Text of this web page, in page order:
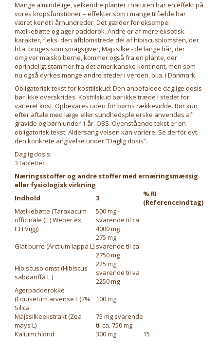
Mange almindelige, velkendte planter i naturen har en effekt på
vores kropsfunktioner – effekter som i mange tilfælde har
været kendt i århundreder. Det gælder for eksempel
mælkebøtte og ager padderok. Andre er af mere eksotisk
karakter, f.eks. den afblomstrede del af hibiscusblomsten, der
bl.a. bruges som smagsgiver, Majssilke - de lange hår, der
omgiver majskolberne, kommer også fra en plante, der
oprindeligt stammer fra det amerikanske kontinent, men som
nu også dyrkes mange andre steder i verden, bl.a. i Danmark.
Obligatorisk tekst for kosttilskud: Den anbefalede daglige dosis
bør ikke overskrides. Kosttilskud bør ikke træde i stedet for
varieret kost. Opbevares uden for børns rækkevidde. Bør kun
efter aftale med læge eller sundhedsplejerske anvendes af
gravide og børn under 1 år. OBS. Ovenstående tekst er en
obligatorisk tekst. Aldersangivelsen kan variere. Se derfor evt.
den konkrete angivelse under ”Daglig dosis”.
Daglig dosis:
3 tabletter
Næringsstoffer og andre stoffer med ernæringsmæssig
eller fysiologisk virkning
Indhold
3
% RI
(Referenceindtag)
Mælkebøtte (Taraxacum
officinale (L.) Weber ex.
F.H.Vigg)
500 mg -
svarende til ca.
4000 mg
Glat burre (Arctium lappa L)
275 mg
svarende til ca
2750 mg
Hibiscusblomst (Hibiscus
sabdariffa L.)
225 mg
svarende til va
2250 mg
Agerpadderokke
(Equisetum arvense L.)7%
Silica
100 mg
Majssilkeekstrakt (Zea
mays L)
75 mg svarende
til ca. 750 mg
Kaliumchlorid
300 mg 15